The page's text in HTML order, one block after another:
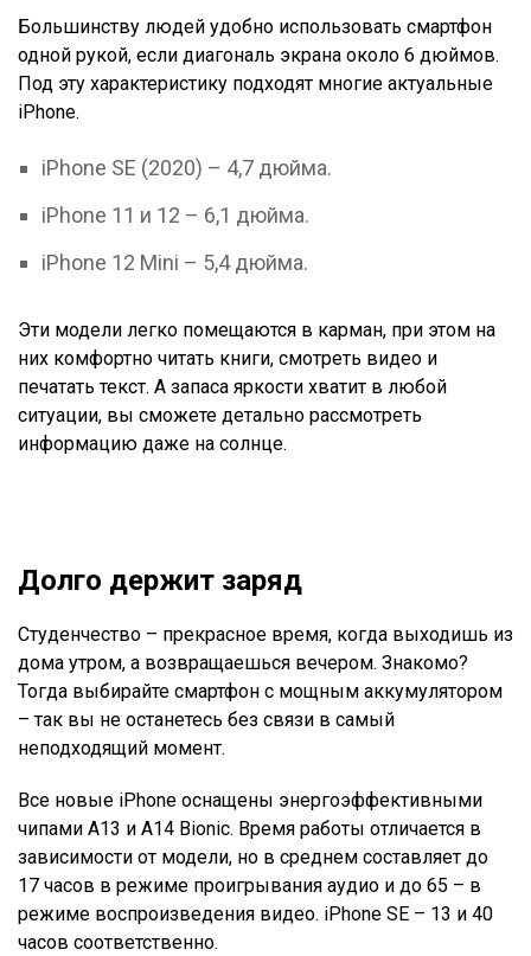
Большинству людей удобно использовать смартфон
одной рукой, если диагональ экрана около 6 дюймов.
Под эту характеристику подходят многие актуальные
iPhone.
iPhone SE (2020) – 4,7 дюйма.
iPhone 11 и 12 – 6,1 дюйма.
iPhone 12 Mini – 5,4 дюйма.
Эти модели легко помещаются в карман, при этом на
них комфортно читать книги, смотреть видео и
печатать текст. А запаса яркости хватит в любой
ситуации, вы сможете детально рассмотреть
информацию даже на солнце.
Долго держит заряд
Студенчество – прекрасное время, когда выходишь из
дома утром, а возвращаешься вечером. Знакомо?
Тогда выбирайте смартфон с мощным аккумулятором
– так вы не останетесь без связи в самый
неподходящий момент.
Все новые iPhone оснащены энергоэффективными
чипами A13 и A14 Bionic. Время работы отличается в
зависимости от модели, но в среднем составляет до
17 часов в режиме проигрывания аудио и до 65 – в
режиме воспроизведения видео. iPhone SE – 13 и 40
часов соответственно.